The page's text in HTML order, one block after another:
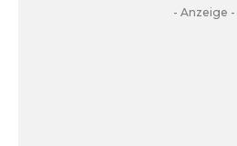
- Anzeige -